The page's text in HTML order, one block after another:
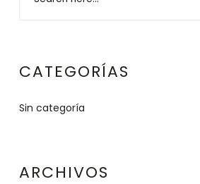
CATEGORÍAS
Sin categoría
ARCHIVOS